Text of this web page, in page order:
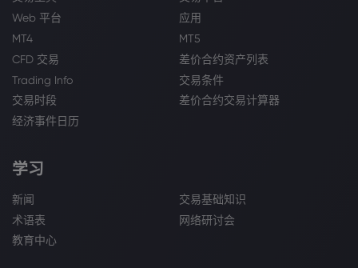
Web 平台
应用
MT4
MT5
CFD 交易
差价合约资产列表
Trading Info
交易条件
交易时段
差价合约交易计算器
经济事件日历
学习
新闻
交易基础知识
术语表
网络研讨会
教育中心